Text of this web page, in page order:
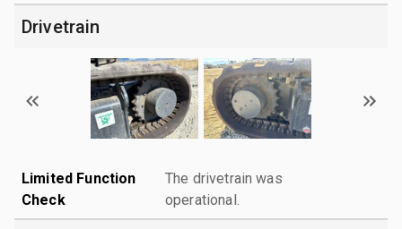
Drivetrain
Limited Function
Check
The drivetrain was
operational.